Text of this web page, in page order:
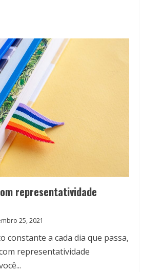
representatividade
25, 2021
constante a cada dia que passa,
representatividade